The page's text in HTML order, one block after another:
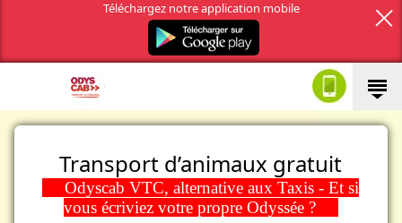
Téléchargez notre application mobile
Transport d’animaux gratuit
Odyscab VTC, alternative aux Taxis - Et si
vous écriviez votre propre Odyssée ?